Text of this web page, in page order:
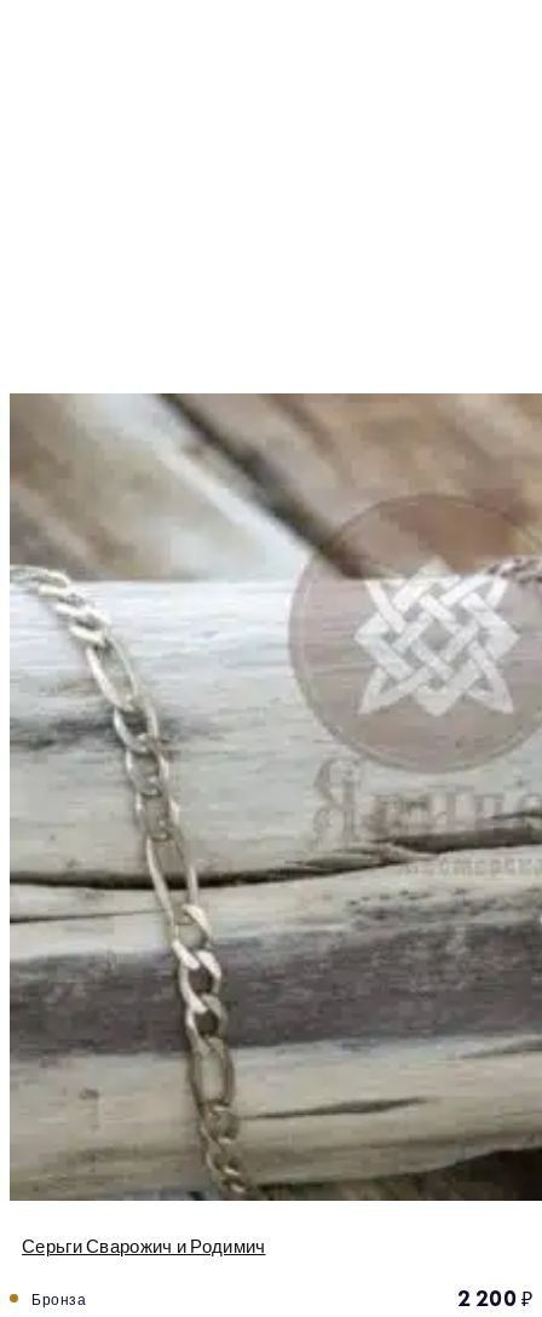
Серьги Сварожич и Родимич
Бронза 2 200₽